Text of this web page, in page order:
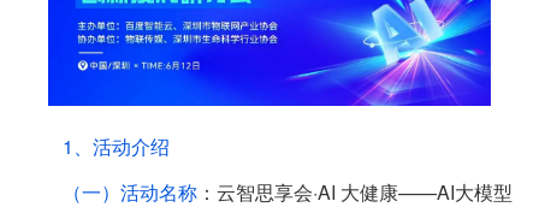
1、活动介绍
（一）活动名称 ：云智思享会·AI 大健康——AI大模型